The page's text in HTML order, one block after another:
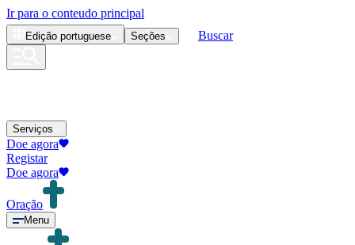
Ir para o conteudo principal
Edição portuguese Seções Buscar
Serviços
Doe agora
Registar
Doe agora
Oração
Menu